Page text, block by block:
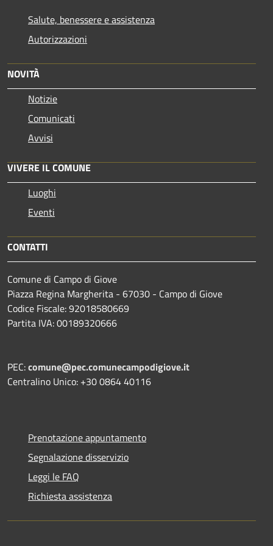
Salute, benessere e assistenza
Autorizzazioni
NOVITÀ
Notizie
Comunicati
Avvisi
VIVERE IL COMUNE
Luoghi
Eventi
CONTATTI
Comune di Campo di Giove
Piazza Regina Margherita - 67030 - Campo di Giove
Codice Fiscale: 92018580669
Partita IVA: 00189320666
PEC:comune@pec.comunecampodigiove.it
Centralino Unico: +30 0864 40116
Prenotazione appuntamento
Segnalazione disservizio
Leggi le FAQ
Richiesta assistenza